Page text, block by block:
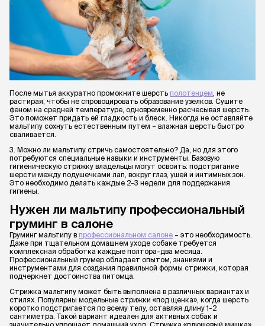
После мытья аккуратно промокните шерсть полотенцем , не
растирая, чтобы не спровоцировать образование узелков. Сушите
феном на средней температуре, одновременно расчесывая шерсть.
Это поможет придать ей гладкость и блеск. Никогда не оставляйте
мальтипу сохнуть естественным путем – влажная шерсть быстро
сваливается.
3. Можно ли мальтипу стричь самостоятельно? Да, но для этого
потребуются специальные навыки и инструменты. Базовую
гигиеническую стрижку владельцы могут освоить: подстригание
шерсти между подушечками лап, вокруг глаз, ушей и интимных зон.
Это необходимо делать каждые 2-3 недели для поддержания
гигиены.
Нужен ли мальтипу профессиональный
груминг в салоне
Груминг мальтипу в профессиональном салоне – это необходимость.
Даже при тщательном домашнем уходе собаке требуется
комплексная обработка каждые полтора-два месяца.
Профессиональный грумер обладает опытом, знаниями и
инструментами для создания правильной формы стрижки, которая
подчеркнет достоинства питомца.
Стрижка мальтипу может быть выполнена в различных вариантах и
стилях. Популярны модельные стрижки «под щенка», когда шерсть
коротко подстригается по всему телу, оставляя длину 1-2
сантиметра. Такой вариант идеален для активных собак и